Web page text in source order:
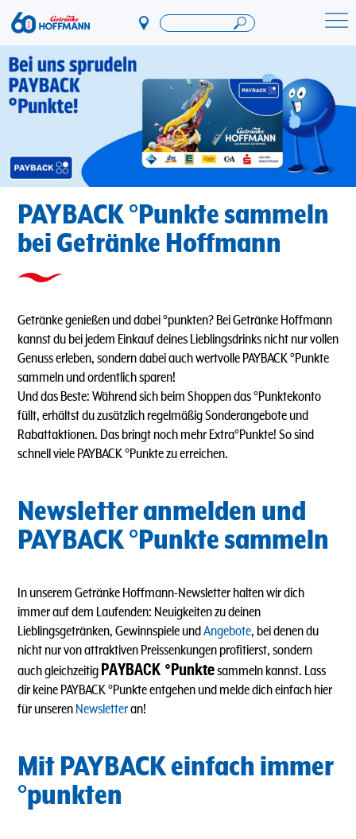
Direkt
zum
Inhalt
Startseite Getränke Hoffmann
PAYBACK °Punkte sammeln
bei Getränke Hoffmann
Getränke genießen und dabei °punkten? Bei Getränke Hoffmann
kannst du bei jedem Einkauf deines Lieblingsdrinks nicht nur vollen
Genuss erleben, sondern dabei auch wertvolle PAYBACK °Punkte
sammeln und ordentlich sparen!
Und das Beste: Während sich beim Shoppen das °Punktekonto
füllt, erhältst du zusätzlich regelmäßig Sonderangebote und
Rabattaktionen. Das bringt noch mehr Extra°Punkte! So sind
schnell viele PAYBACK °Punkte zu erreichen.
Newsletter anmelden und
PAYBACK °Punkte sammeln
In unserem Getränke Hoffmann-Newsletter halten wir dich
immer auf dem Laufenden: Neuigkeiten zu deinen
Lieblingsgetränken, Gewinnspiele undAngebote, bei denen du
nicht nur von attraktiven Preissenkungen profitierst, sondern
auch gleichzeitig PAYBACK °Punktesammeln kannst. Lass
dir keine PAYBACK °Punkte entgehen und melde dich einfach hier
für unseren Newsletteran!
Mit PAYBACK einfach immer
°punkten